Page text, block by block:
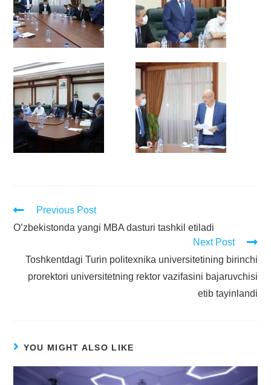
Previous Post
O’zbekistonda yangi MBA dasturi tashkil etiladi
Next Post
Toshkentdagi Turin politexnika universitetining birinchi
prorektori universitetning rektor vazifasini bajaruvchisi
etib tayinlandi
YOU MIGHT ALSO LIKE